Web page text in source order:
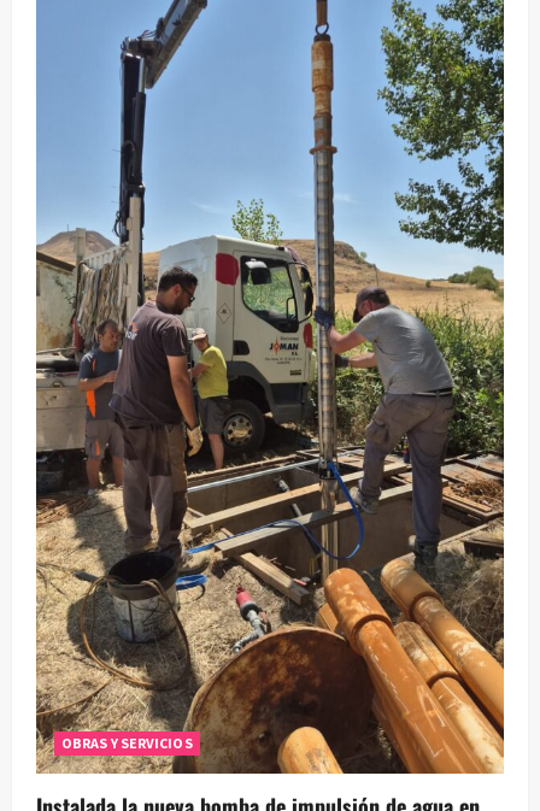
OBRAS Y SERVICIOS